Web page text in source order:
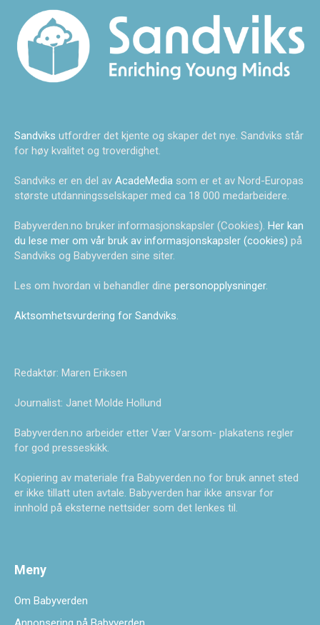
Sandviks utfordrer det kjente og skaper det nye. Sandviks står
for høy kvalitet og troverdighet.
Sandviks er en del av AcadeMedia som er et av Nord-Europas
største utdanningsselskaper med ca 18 000 medarbeidere.
Babyverden.no bruker informasjonskapsler (Cookies). Her kan
du lese mer om vår bruk av informasjonskapsler (cookies) på
Sandviks og Babyverden sine siter.
Les om hvordan vi behandler dine personopplysninger.
Aktsomhetsvurdering for Sandviks.
Redaktør: Maren Eriksen
Journalist: Janet Molde Hollund
Babyverden.no arbeider etter Vær Varsom- plakatens regler
for god presseskikk.
Kopiering av materiale fra Babyverden.no for bruk annet sted
er ikke tillatt uten avtale. Babyverden har ikke ansvar for
innhold på eksterne nettsider som det lenkes til.
Meny
Om Babyverden